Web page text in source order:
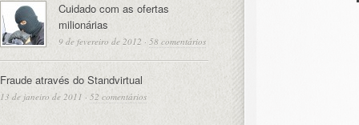
Cuidado com as ofertas
milionárias
9 de fevereiro de 2012 · 58 comentários
Fraude através do Standvirtual
13 de janeiro de 2011 · 52 comentários